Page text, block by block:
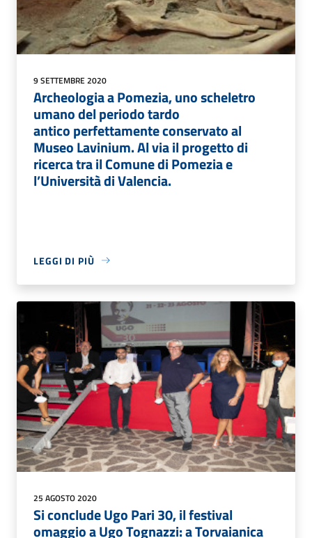
9 SETTEMBRE 2020
Archeologia a Pomezia, uno scheletro
umano del periodo tardo
antico perfettamente conservato al
Museo Lavinium. Al via il progetto di
ricerca tra il Comune di Pomezia e
l’Università di Valencia.
LEGGI DI PIÙ
25 AGOSTO 2020
Si conclude Ugo Pari 30, il festival
omaggio a Ugo Tognazzi: a Torvaianica